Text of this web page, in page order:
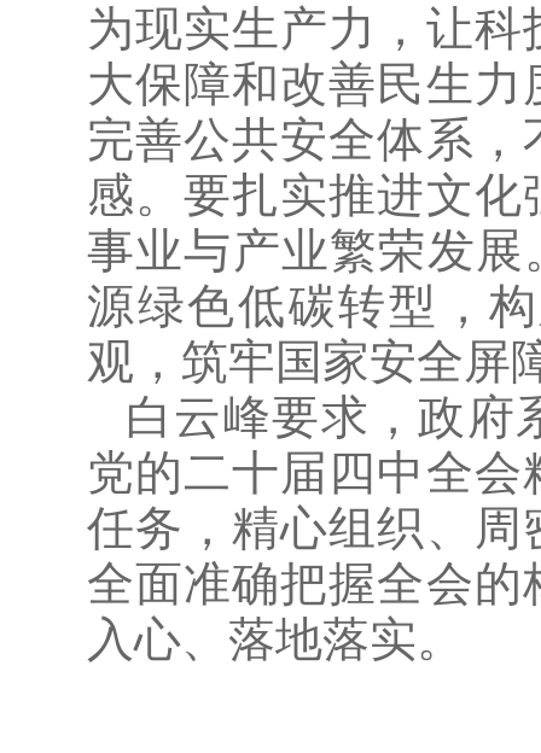
为现实生产力，让
大保障和改善民生
完善公共安全体系
感。要扎实推进文
事业与产业繁荣发展
源绿色低碳转型，
观，筑牢国家安全屏
白云峰要求，政府
党的二十届四中全
任务，精心组织、
全面准确把握全会
入心、落地落实。